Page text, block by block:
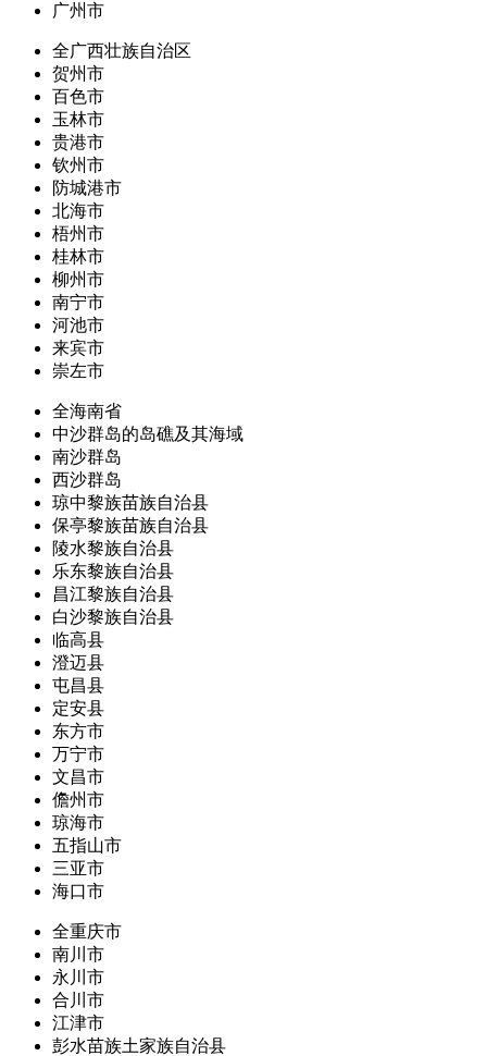
广州市
全广西壮族自治区
贺州市
百色市
玉林市
贵港市
钦州市
防城港市
北海市
梧州市
桂林市
柳州市
南宁市
河池市
来宾市
崇左市
全海南省
中沙群岛的岛礁及其海域
南沙群岛
西沙群岛
琼中黎族苗族自治县
保亭黎族苗族自治县
陵水黎族自治县
乐东黎族自治县
昌江黎族自治县
白沙黎族自治县
临高县
澄迈县
屯昌县
定安县
东方市
万宁市
文昌市
儋州市
琼海市
五指山市
三亚市
海口市
全重庆市
南川市
永川市
合川市
江津市
彭水苗族土家族自治县